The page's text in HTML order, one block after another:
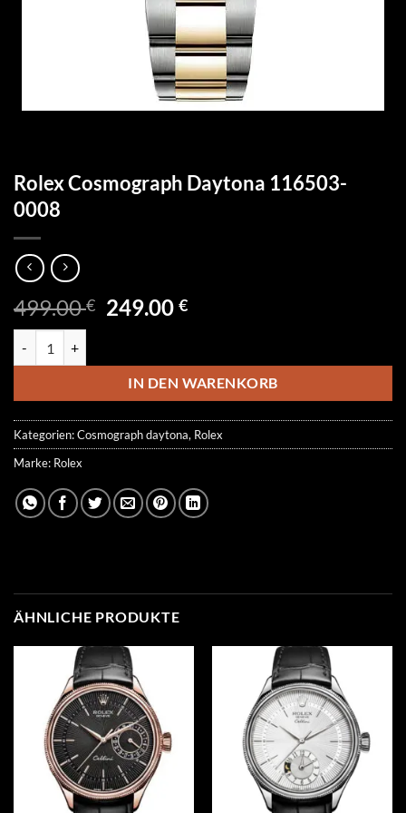
Rolex Cosmograph Daytona 116503-
0008
499.00€ Ursprünglicher
499.00 €
249.00€Aktueller
249.00 €.
IN DEN WARENKORB
Kategorien:Cosmograph daytona, Rolex
Marke: Rolex
ÄHNLICHE PRODUKTE